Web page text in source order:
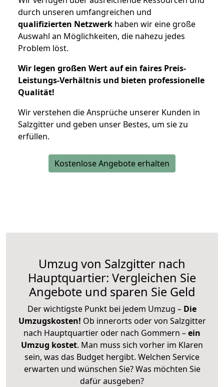
durch unseren umfangreichen und
qualifizierten Netzwerk haben wir eine große
Auswahl an Möglichkeiten, die nahezu jedes
Problem löst.
Wir legen großen Wert auf ein faires Preis-
Leistungs-Verhältnis und bieten professionelle
Qualität!
Wir verstehen die Ansprüche unserer Kunden in
Salzgitter und geben unser Bestes, um sie zu
erfüllen.
Kostenlose Angebote erhalten
Umzug von Salzgitter nach
Hauptquartier: Vergleichen Sie
Angebote und sparen Sie Geld
Der wichtigste Punkt bei jedem Umzug – Die
Umzugskosten! Ob innerorts oder von Salzgitter
nach Hauptquartier oder nach Gommern –ein
Umzug kostet. Man muss sich vorher im Klaren
sein, was das Budget hergibt. Welchen Service
erwarten und wünschen Sie? Was möchten Sie
dafür ausgeben?